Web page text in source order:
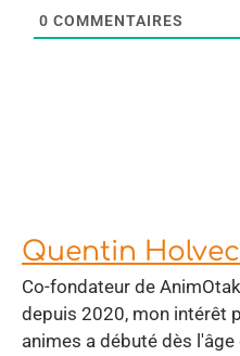
0 COMMENTAIRES
Quentin
Co-fondateur de
depuis 2020, mon intérêt
animes a débuté dès l'âge